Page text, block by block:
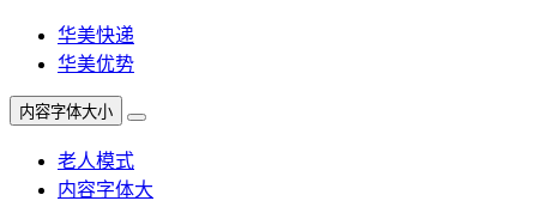
华美快递
华美优势
内容字体大小
老人模式
内容字体大